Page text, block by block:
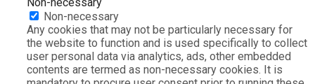
Non-necessary
Any cookies that may not be particularly necessary for
the website to function and is used specifically to collect
user personal data via analytics, ads, other embedded
contents are termed as non-necessary cookies. It is